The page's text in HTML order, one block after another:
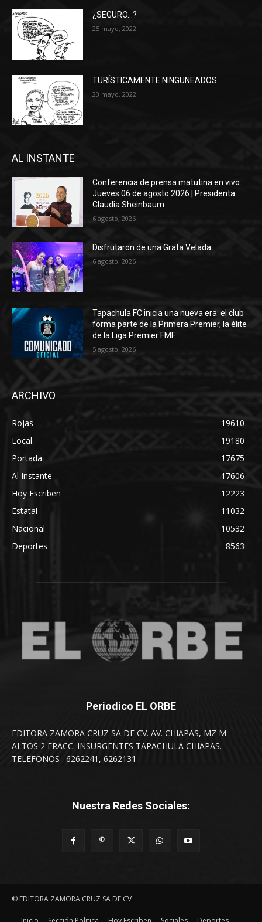
¿SEGURO…?
25 mayo, 2022
TURÍSTICAMENTE NINGUNEADOS…
20 mayo, 2022
AL INSTANTE
Conferencia de prensa matutina en vivo.
Jueves 06 de agosto 2026 | Presidenta
Claudia Sheinbaum
6 agosto, 2026
Disfrutaron de una Grata Velada
6 agosto, 2026
Tapachula FC inicia una nueva era: el club
forma parte de la Primera Premier, la élite
de la Liga Premier FMF
5 agosto, 2026
ARCHIVO
Rojas
19610
Local
19180
Portada
17675
Al Instante
17606
Hoy Escriben
12223
Estatal
11032
Nacional
10532
Deportes
8563
Periodico EL ORBE
EDITORA ZAMORA CRUZ SA DE CV. AV. CHIAPAS, MZ M
ALTOS 2 FRACC. INSURGENTES TAPACHULA CHIAPAS.
TELEFONOS . 6262241, 6262131
Nuestra Redes Sociales:
© EDITORA ZAMORA CRUZ SA DE CV